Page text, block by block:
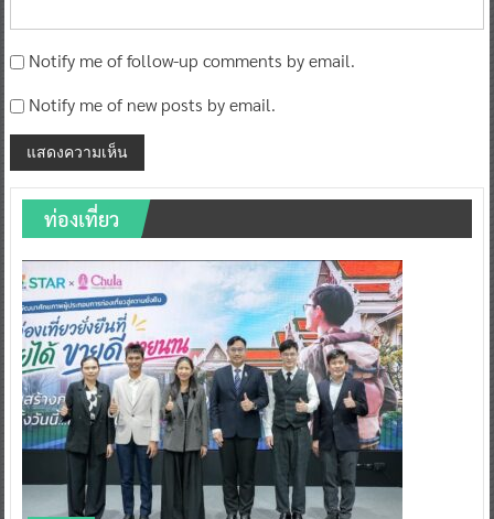
Notify me of follow-up comments by email.
Notify me of new posts by email.
ท่องเที่ยว